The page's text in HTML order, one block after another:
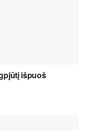
išpuoš